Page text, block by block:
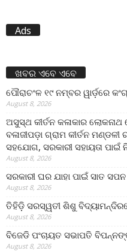
Ads
ଖବର ଏବେ ଏବେ
ପୌରାଚଂଳ ୧୯ ନମ୍ବର ୱାର୍ଡ଼ରେ
August 8, 2026
ଅସୁସ୍ଥ କୀର୍ତନ କଳାକାର
ବଳାଜୀପଡ଼ା ଗ୍ରାମ କୀର୍ତନ
ସହଯୋଗ, ସରକାରୀ ସହାୟତା ପାଇଁ
August 8, 2026
ସରକାରୀ ଘର ଯାହା ପାଇଁ ସାତ ସପନ
August 8, 2026
ତିହିଡି଼ ସରସ୍ୱତୀ ଶିଶୁ ବିଦ୍ୟାମନ୍ଦିରରେ
August 8, 2026
ବିଜେଡି ପଂଚାୟତ ସଭାପତି
August 8, 2026